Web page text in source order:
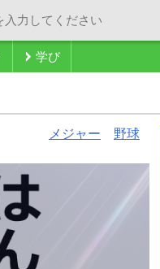
学び
メジャー 野球